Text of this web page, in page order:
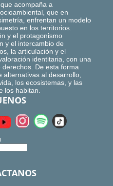
acompaña a
que en
enfrentan un modelo
en los territorios.
y el protagonismo
y el intercambio de
la articulación y el
identitaria, con una
De esta forma
alternativas al desarrollo,
los ecosistemas, y las
los habitan.